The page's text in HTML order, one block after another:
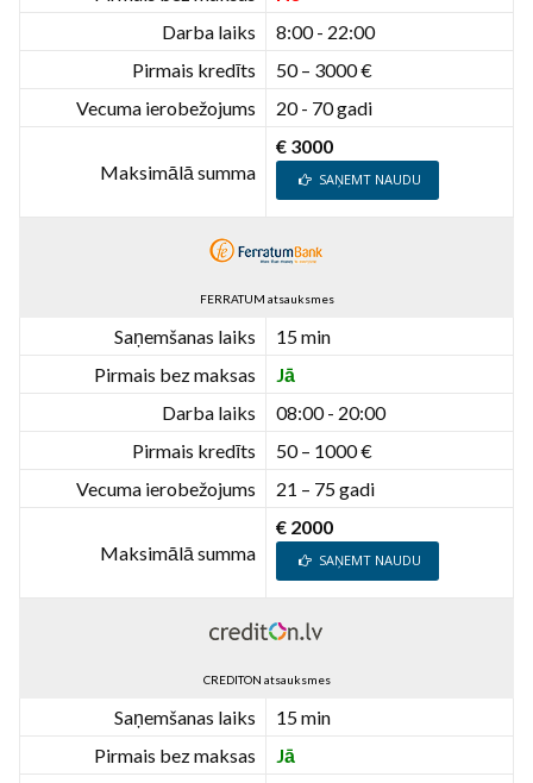
Darba laiks
8:00 - 22:00
Pirmais kredīts
50 – 3000 €
Vecuma ierobežojums
20 - 70 gadi
Maksimālā summa
€ 3000
SAŅEMT NAUDU
FERRATUM atsauksmes
Saņemšanas laiks
15 min
Pirmais bez maksas
Jā
Darba laiks
08:00 - 20:00
Pirmais kredīts
50 – 1000 €
Vecuma ierobežojums
21 – 75 gadi
Maksimālā summa
€ 2000
SAŅEMT NAUDU
CREDITON atsauksmes
Saņemšanas laiks
15 min
Pirmais bez maksas
Jā